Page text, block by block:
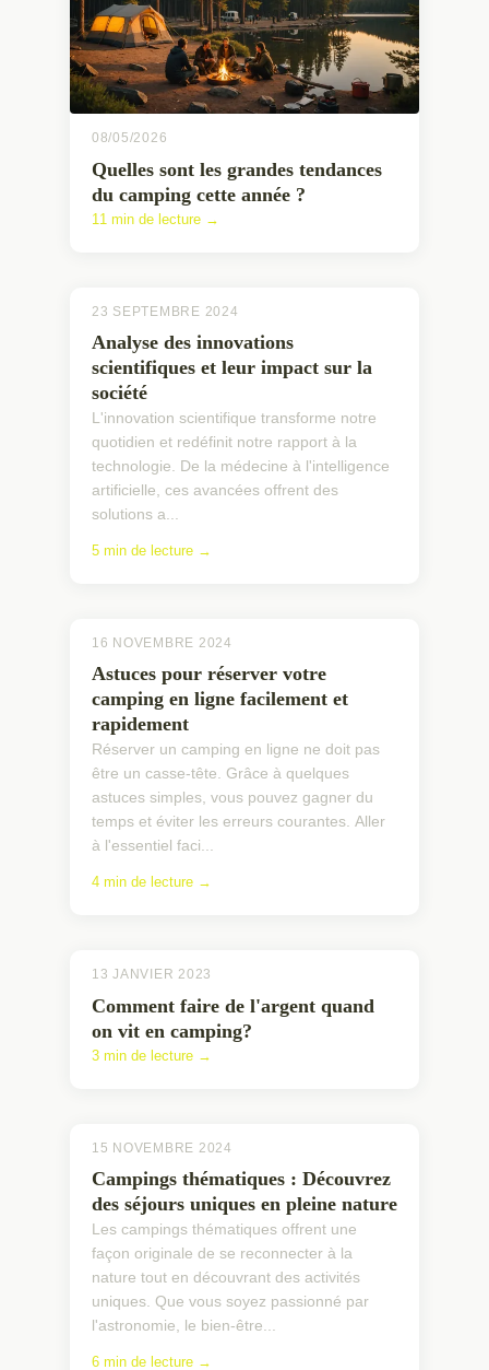
08/05/2026
Quelles sont les grandes tendances
du camping cette année ?
11 min de lecture →
23 SEPTEMBRE 2024
Analyse des innovations
scientifiques et leur impact sur la
société
L'innovation scientifique transforme notre
quotidien et redéfinit notre rapport à la
technologie. De la médecine à l'intelligence
artificielle, ces avancées offrent des
solutions a...
5 min de lecture →
16 NOVEMBRE 2024
Astuces pour réserver votre
camping en ligne facilement et
rapidement
Réserver un camping en ligne ne doit pas
être un casse-tête. Grâce à quelques
astuces simples, vous pouvez gagner du
temps et éviter les erreurs courantes. Aller
à l'essentiel faci...
4 min de lecture →
13 JANVIER 2023
Comment faire de l'argent quand
on vit en camping?
3 min de lecture →
15 NOVEMBRE 2024
Campings thématiques : Découvrez
des séjours uniques en pleine nature
Les campings thématiques offrent une
façon originale de se reconnecter à la
nature tout en découvrant des activités
uniques. Que vous soyez passionné par
l'astronomie, le bien-être...
6 min de lecture →